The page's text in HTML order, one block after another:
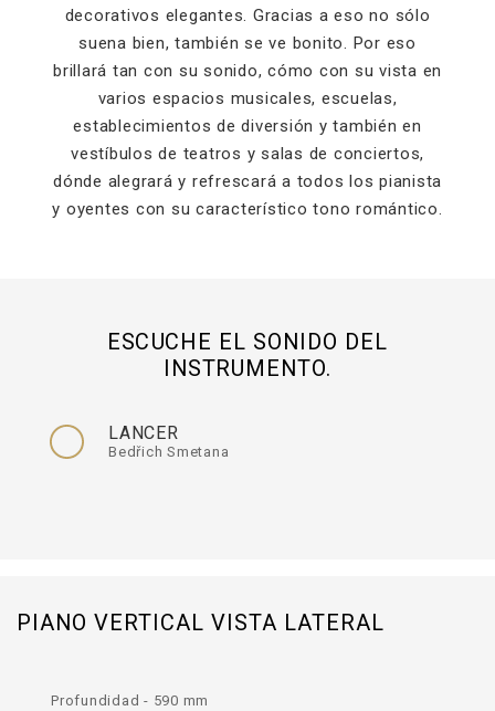
decorativos elegantes. Gracias a eso no sólo
suena bien, también se ve bonito. Por eso
brillará tan con su sonido, cómo con su vista en
varios espacios musicales, escuelas,
establecimientos de diversión y también en
vestíbulos de teatros y salas de conciertos,
dónde alegrará y refrescará a todos los pianista
y oyentes con su característico tono romántico.
ESCUCHE EL SONIDO DEL
INSTRUMENTO.
LANCER
Bedřich Smetana
PIANO VERTICAL VISTA LATERAL
Profundidad - 590 mm